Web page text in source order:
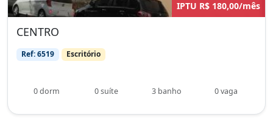
IPTU R$ 180,00/mês
CENTRO
Ref: 6519 Escritório
0 dorm 0 suíte 3 banho 0 vaga